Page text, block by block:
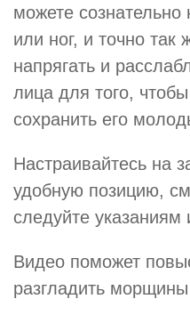
можете
или ног, и точно
напрягать и
лица для того,
сохранить его
Настраивайтесь на
удобную позицию,
следуйте указаниям
Видео поможет
разгладить морщины